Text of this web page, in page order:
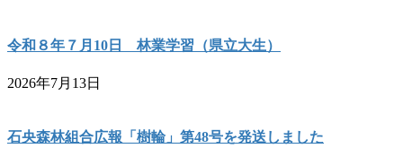
令和８年７月10日 林業学習（県立大生）
2026年7月13日
石央森林組合広報「樹輪」第48号を発送しました